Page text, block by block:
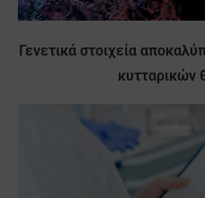
Γενετικά στοιχεία
κυτταρικών